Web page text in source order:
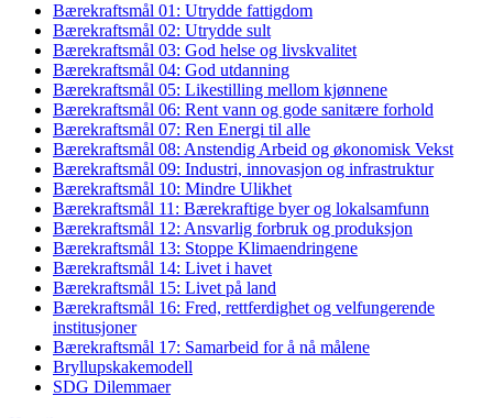
Bærekraftsmål 01: Utrydde fattigdom
Bærekraftsmål 02: Utrydde sult
Bærekraftsmål 03: God helse og livskvalitet
Bærekraftsmål 04: God utdanning
Bærekraftsmål 05: Likestilling mellom kjønnene
Bærekraftsmål 06: Rent vann og gode sanitære forhold
Bærekraftsmål 07: Ren Energi til alle
Bærekraftsmål 08: Anstendig Arbeid og økonomisk Vekst
Bærekraftsmål 09: Industri, innovasjon og infrastruktur
Bærekraftsmål 10: Mindre Ulikhet
Bærekraftsmål 11: Bærekraftige byer og lokalsamfunn
Bærekraftsmål 12: Ansvarlig forbruk og produksjon
Bærekraftsmål 13: Stoppe Klimaendringene
Bærekraftsmål 14: Livet i havet
Bærekraftsmål 15: Livet på land
Bærekraftsmål 16: Fred, rettferdighet og velfungerende
institusjoner
Bærekraftsmål 17: Samarbeid for å nå målene
Bryllupskakemodell
SDG Dilemmaer